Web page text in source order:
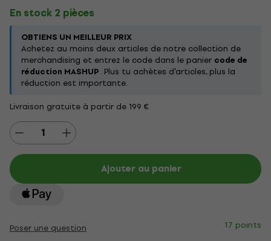
En stock 2 pièces
OBTIENS UN MEILLEUR PRIX
Achetez au moins deux articles de notre collection de
merchandising et entrez le code dans le panier code de
réduction MASHUP. Plus tu achètes d'articles, plus la
réduction est importante.
Livraison gratuite à partir de 199 €
Ajouter au panier
Poser une question
17 points